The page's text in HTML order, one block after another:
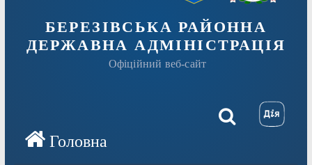
БЕРЕЗІВСЬКА РАЙОННА
ДЕРЖАВНА АДМІНІСТРАЦІЯ
Офіційний веб-сайт